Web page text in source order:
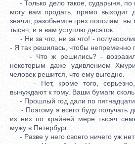
- Только дело такое, сударыня, по
могу вам продать, прямо выходит
значит, разобьемте грех пополам: вы
тысяч, и я вам уступлю десяток.
- Ни за что, ни за что! -
- Я так решилась, чтобы непременно
- Что ж решились? - возразил
некоторым даже удивлением
человек решится, что ему выгодно.
- Нет, кроме того, серьезно,
вынуждают к тому. Ваши бумаги
- Прошлый год дали по пятнадцати
- Поэтому я всего буду получать
из них по крайней мере тысяч
мужу в Петербург...
- Разве у него своего ничего уж